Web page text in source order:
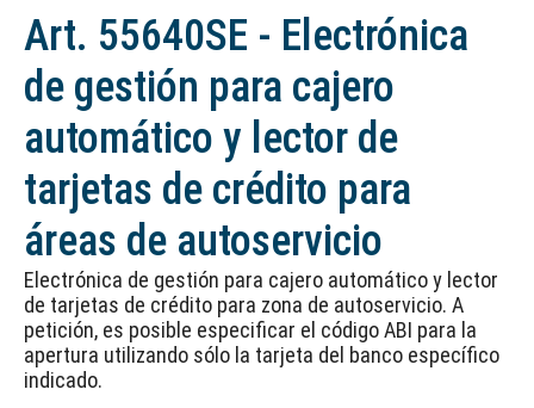
Art. 55640SE - Electrónica
de gestión para cajero
automático y lector de
tarjetas de crédito para
áreas de autoservicio
Electrónica de gestión para cajero automático y lector
de tarjetas de crédito para zona de autoservicio. A
petición, es posible especificar el código ABI para la
apertura utilizando sólo la tarjeta del banco específico
indicado.